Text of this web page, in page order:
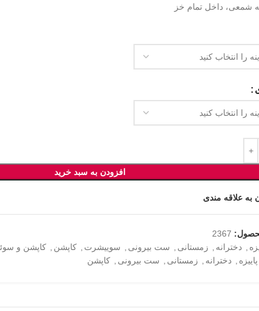
شمعی، داخل تمام خز
افزودن به سبد خرید
به علاقه مندی
2367
دخترانه زمستانی ست بیرونی سوییشرت کاپشن
کاپشن و
پاییزه دخترانه زمستانی ست بیرونی کاپشن